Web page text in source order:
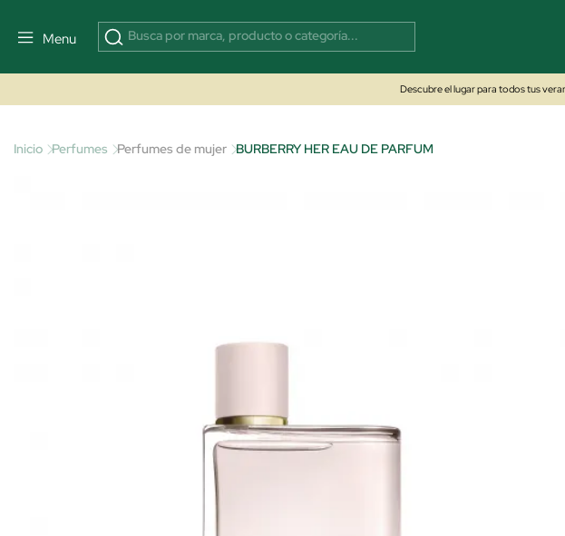
Menu
Descubre el lugar para todos tus
Inicio Perfumes Perfumes de mujer BURBERRY HER EAU DE PARFUM